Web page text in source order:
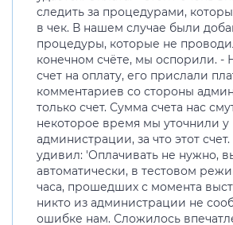
следить за процедурами,
в чек. В нашем случае были
процедуры, которые не
конечном счёте, мы оспорили. -
счет на оплату, его прислали
комментариев со стороны
только счет. Сумма счета нас
некоторое время мы уточнили у
администрации, за что этот
удивил: 'Оплачивать не нужно,
автоматически, в тестовом
часа, прошедших с момента
никто из администрации не
ошибке нам. Сложилось